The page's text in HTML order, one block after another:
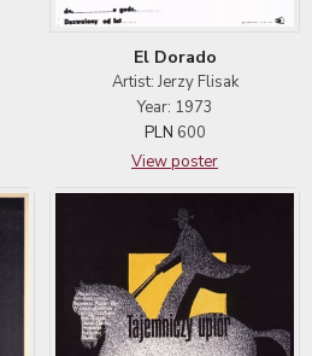
El Dorado
Artist: Jerzy Flisak
Year: 1973
PLN 600
View poster